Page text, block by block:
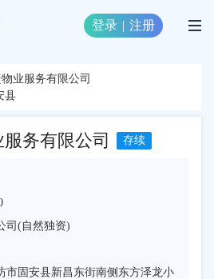
登录 | 注册
业服务有限公司
县
务有限公司 存续
司(自然独资)
市固安县新昌东街南侧东方泽龙小